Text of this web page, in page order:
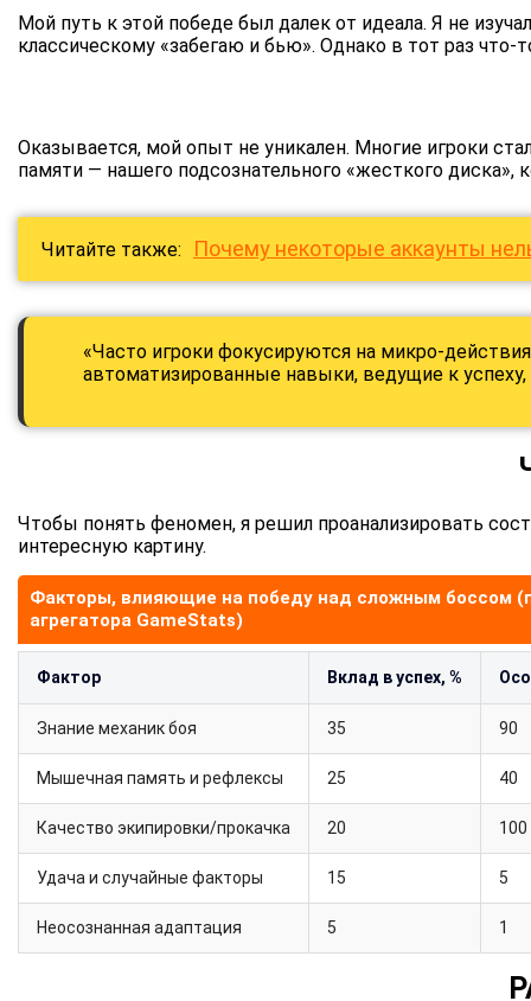
Мой путь к этой победе был далек от идеала. Я не
классическому «забегаю и бью». Однако в тот раз
Оказывается, мой опыт не уникален. Многие игроки
памяти — нашего подсознательного «жесткого
Читайте также: Почему некоторые аккаунты
«Часто игроки фокусируются на микро-
автоматизированные навыки, ведущие к
Чтобы понять феномен, я решил проанализировать
интересную картину.
Факторы, влияющие на победу над сложным боссом
агрегатора GameStats)
Фактор Вклад в успех, %
Знание механик боя 35 90
Мышечная память и рефлексы 25 40
Качество экипировки/прокачка 20 100
Удача и случайные факторы 15 5
Неосознанная адаптация 5 1